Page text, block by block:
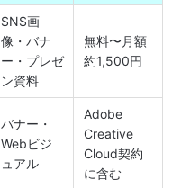
SNS画
像・バナ
ー・プレゼ
ン資料
無料〜月額
約1,500円
バナー・
Webビジ
ュアル
Adobe
Creative
Cloud契約
に含む